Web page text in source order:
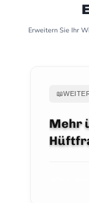
Erweitern Sie Ihr
📖
Mehr